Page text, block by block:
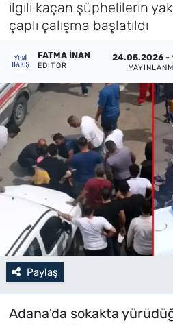
ilgili kaçan şüphelilerin
çaplı çalışma başlatıldı
FATMA İNAN
EDITÖR
24.05.2026 -
Paylaş
Adana'da sokakta
İletişim